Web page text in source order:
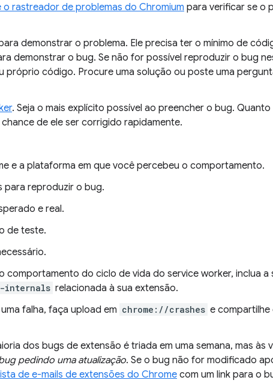
o rastreador de problemas do Chromium para verificar se o
demonstrar o problema. Ele precisa ter o mínimo de
demonstrar o bug. Se não for possível reproduzir o bug
próprio código. Procure uma solução ou poste uma
. Seja o mais explícito possível ao preencher o bug.
de ele ser corrigido rapidamente.
e a plataforma em que você percebeu o comportamento.
para reproduzir o bug.
e real.
de teste.
comportamento do ciclo de vida do service worker, inclua a
internals relacionada à sua extensão.
falha, faça upload em chrome://crashes e compartilhe
dos bugs de extensão é triada em uma semana, mas às
pedindo uma atualização. Se o bug não for modificado
de e-mails de extensões do Chromecom um link para o